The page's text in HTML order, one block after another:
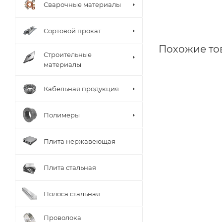
Похожие
Сварочные материалы
Сортовой прокат
Строительные
материалы
Кабельная продукция
Полимеры
Плита нержавеющая
Плита стальная
Полоса стальная
Проволока